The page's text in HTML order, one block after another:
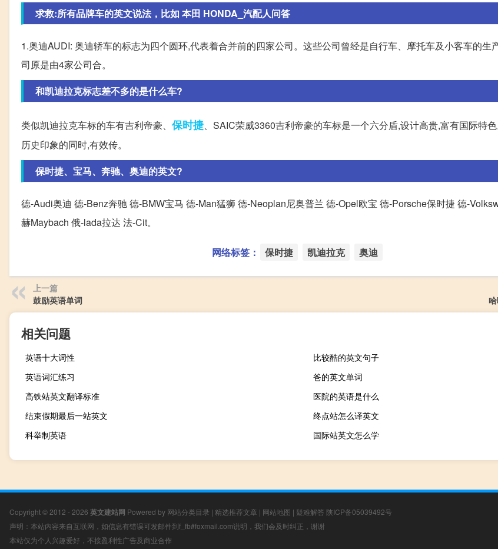
求救:所有品牌车的英文说法，比如 本田 HONDA_汽配人问答
1.奥迪AUDI: 奥迪轿车的标志为四个圆环,代表着合并前的四家公司。这些公司曾经是自行车、摩托车及小客车的生
司原是由4家公司合。
和凯迪拉克标志差不多的是什么车?
类似凯迪拉克车标的车有吉利帝豪、 保时捷、SAIC荣威3360吉利帝豪的车标是一个六分盾,设计高贵,富有国际特
历史印象的同时,有效传。
保时捷、宝马、奔驰、奥迪的英文?
德-Audi奥迪 德-Benz奔驰 德-BMW宝马 德-Man猛狮 德-Neoplan尼奥普兰 德-Opel欧宝 德-Porsche保时捷 德-
赫Maybach 俄-lada拉达 法-Cit。
网络标签： 保时捷 凯迪拉克 奥迪
上一篇
鼓励英语单词
相关问题
英语十大词性
比较酷的英文句子
英语词汇练习
爸的英文单词
高铁站英文翻译标准
医院的英语是什么
结束假期最后一站英文
终点站怎么译英文
科举制英语
国际站英文怎么学
Copyright © 2012 - 2026 英文建站网 Powered by 网站分类目录 | 精选推荐文章 | 网站地图 | 疑难解答 陕ICP备05039492号
声明：本站内容来自互联网，如信息有错误可发邮件到f_fb#foxmail.com说明，我们会及时纠正，谢谢
本站仅为个人兴趣爱好，不接盈利性广告及商业合作